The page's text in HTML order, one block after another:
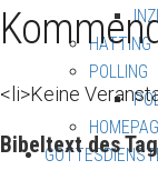
HATTING
POLLING
<li>Keine
Bibeltext des